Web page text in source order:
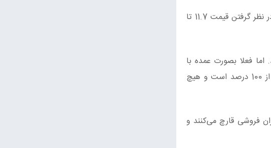
تولیدکنندگان معتقدند بهای تمام‌شده قارچ، معمولا بر مبنای 10 برابر نرخ کمپوست محاسبه میشود. بنابراین با در نظر گرفتن قیمت 11.7 تا
باشد. اما فعلا بصورت عمده با
قیمتی بسیار بالاتر بفروش می‌رسد. بنا بر اظهارات تولیدکنندگان، سود فروش این محصول در حال حاضر بیش از 100 درصد است و هیچ
فروشی قارچ می‌کنند و